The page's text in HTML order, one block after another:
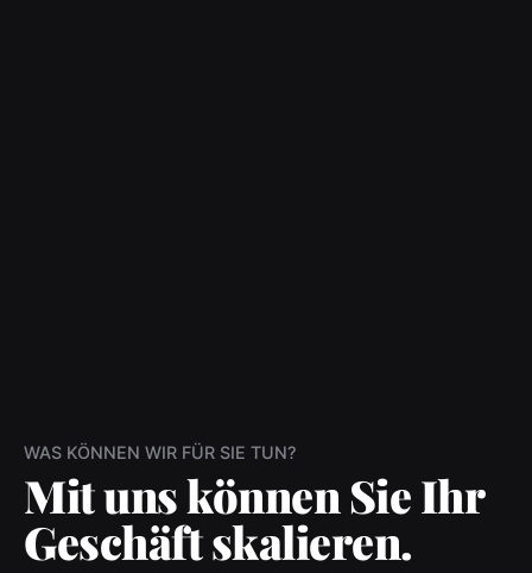
WAS KÖNNEN WIR FÜR SIE TUN?
Mit uns können Sie Ihr
Geschäft skalieren.